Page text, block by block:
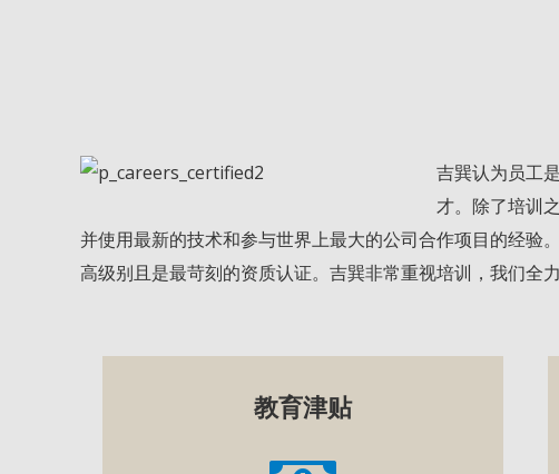
吉巽认为员工
才。除了培训
并使用最新的技术和参与世界上最大的公司合作项目的经验
高级别且是最苛刻的资质认证。吉巽非常重视培训，我们全
教育津贴